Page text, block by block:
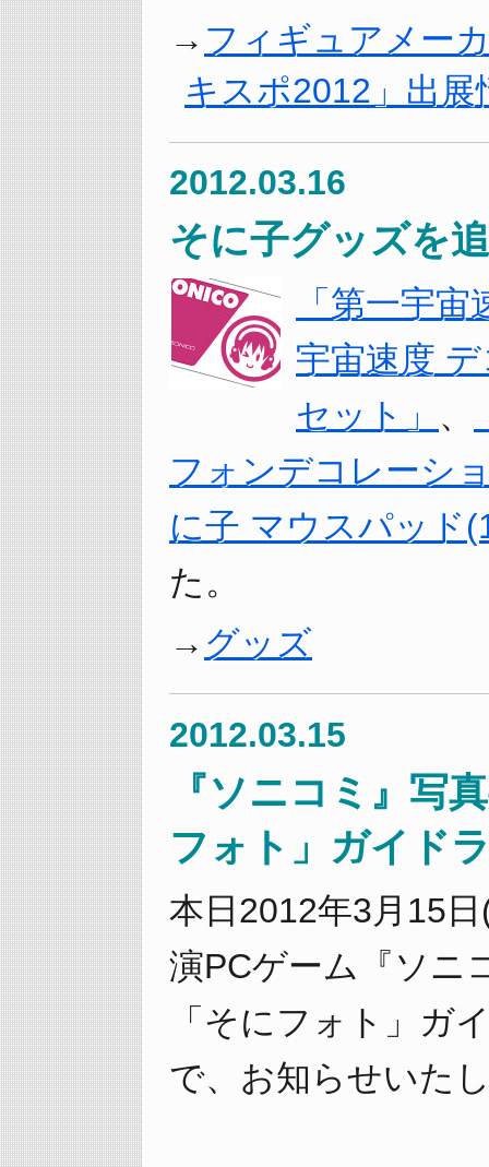
フィギュアメー
キスポ2012」出展
2012.03.16
そに子グッズを
「第一宇
宇宙速度
セット」 、
フォンデコレーシ
に子 マウスパッド
た。
グッズ
2012.03.15
『ソニコミ』写
フォト」ガイド
本日2012年3月15
演PCゲーム『ソニ
「そにフォト」ガ
で、お知らせいた